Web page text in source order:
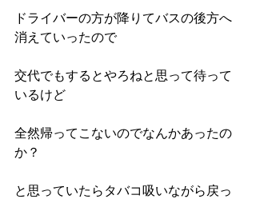
ドライバーの方が降りてバスの後方へ
消えていったので
交代でもするとやろねと思って待って
いるけど
全然帰ってこないのでなんかあったの
か？
と思っていたらタバコ吸いながら戻っ